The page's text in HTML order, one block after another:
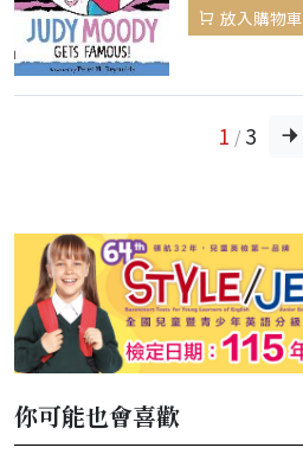
放入購物車
1 / 3
你可能也會喜歡